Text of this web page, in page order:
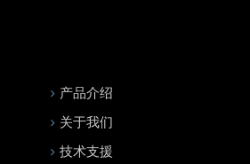
产品介绍
关于我们
技术支援